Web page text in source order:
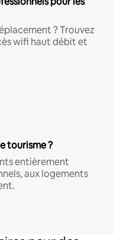
? Trouvez
wifi haut débit et
tourisme ?
entièrement
aux logements